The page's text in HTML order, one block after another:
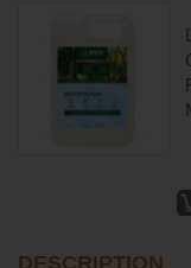
DESCRIPTION